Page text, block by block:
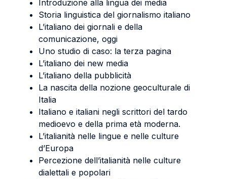
Introduzione alla lingua dei media
Storia linguistica del giornalismo italiano
L’italiano dei giornali e della
comunicazione, oggi
Uno studio di caso: la terza pagina
L’italiano dei new media
L’italiano della pubblicità
La nascita della nozione geoculturale di
Italia
Italiano e italiani negli scrittori del tardo
medioevo e della prima età moderna.
L’italianità nelle lingue e nelle culture
d’Europa
Percezione dell’italianità nelle culture
dialettali e popolari